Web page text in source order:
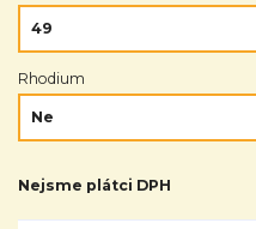
Rhodium
Nejsme plátci DPH